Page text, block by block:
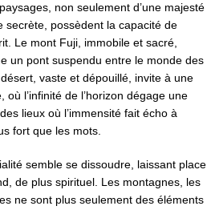
non seulement d’une majesté
secrète, possèdent la capacité de
Le mont Fuji, immobile et sacré,
un pont suspendu entre le monde des
vaste et dépouillé, invite à une
où l’infinité de l’horizon dégage une
lieux où l’immensité fait écho à
fort que les mots.
semble se dissoudre, laissant place
de plus spirituel. Les montagnes, les
ne sont plus seulement des éléments